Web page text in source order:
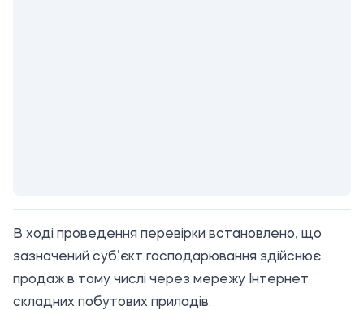
В ході проведення перевірки встановлено, що
зазначений суб’єкт господарювання здійснює
продаж в тому числі через мережу Інтернет
складних побутових приладів.